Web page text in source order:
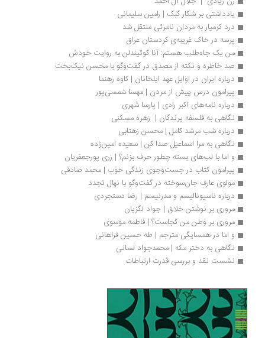
یادداشتی بر شکار کبک | رامین سلیمانی
درد کرمیار به مردان نامرئی منتقل شد
پرسه در خاک غریبه‌ی کردستان عراق
من یک جاه‌طلب هستم: آنا کوئیندلن به روایت خودش
صد خاطره و نکته از مصدق در گفت‌وگو با محسن نیک‌بخت
درباره ایران در اوایل عهد ایلخانان | کاوه رهنما
پیرامون درس پیش از مردن | مهسا شمسی‌‌‌‌‌‌پور
درباره نامه‌‌های اکبر رادی | پارسا شهری
نگاهی به فلسفه پرندگان |  زهره مسکنی
درباره شب مرشد کامل | محسن زهتابی
نگاهی به مرا اسماعیل صدا کن | سعیده امین‌زاده
و اما با لب‌های بسته چطور حرف بزنم؟ | زری پورجعفریان
پیرامون کتاب در جست‌وجوی زندگی خوب | محمد صادقی
مولوی عارف جان‌سوخته در گفت‌وگو با نهال تجدد
درباره ناسیونالیسم و مدرنیسم | رضا دستجردی
مروری بر نوشتن خلاق | جواد لگزیان
مروری بر وطن من کجاست؟ | فاطمه موسوی
و اما در همسایگی مترجم | طه حسین فراهانی
نگاهی به دختر مکه | محمدجواد لسانی
نشست نقد و بررسی قدرت ارتباطات